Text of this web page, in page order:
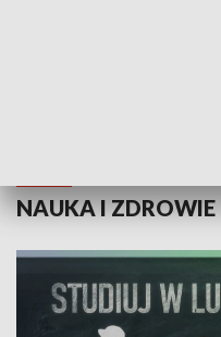
NAUKA I ZDROWIE